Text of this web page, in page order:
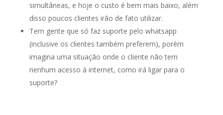
simultâneas, e hoje o custo é bem mais baixo, além
disso poucos clientes irão de fato utilizar.
Tem gente que só faz suporte pelo whatsapp
(inclusive os clientes também preferem), porém
imagina uma situação onde o cliente não tem
nenhum acesso à internet, como irá ligar para o
suporte?